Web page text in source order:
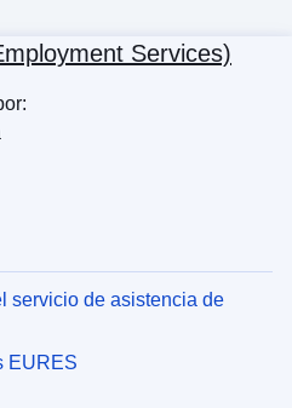
Services)
servicio de asistencia de
EURES